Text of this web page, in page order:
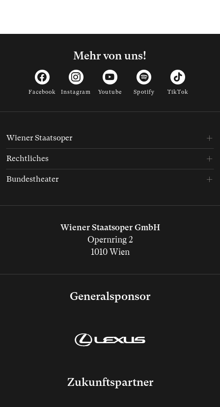
Mehr von uns!
Facebook Instagram Youtube Spotify TikTok
Generalsponsor
Zukunftspartner
Wiener Staatsoper GmbH
Opernring 2
1010 Wien
Wiener Staatsoper
Rechtliches
Bundestheater